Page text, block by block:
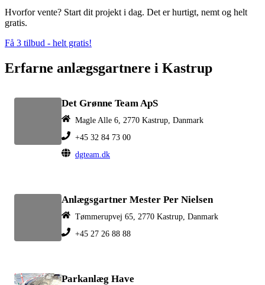
Hvorfor vente? Start dit projekt i dag. Det er hurtigt, nemt og helt
gratis.
Få 3 tilbud - helt gratis!
Erfarne anlægsgartnere i Kastrup
Det Grønne Team ApS
Magle Alle 6, 2770 Kastrup, Danmark
+45 32 84 73 00
dgteam.dk
Anlægsgartner Mester Per Nielsen
Tømmerupvej 65, 2770 Kastrup, Danmark
+45 27 26 88 88
Parkanlæg Have